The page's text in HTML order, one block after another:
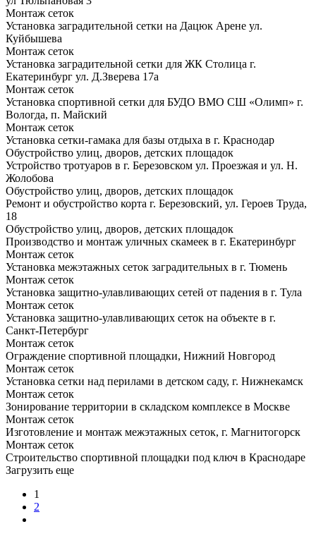
Монтаж сеток
Установка заградительной сетки на Дацюк Арене ул.
Куйбышева
Монтаж сеток
Установка заградительной сетки для ЖК Столица г.
Екатеринбург ул. Д.Зверева 17а
Монтаж сеток
Установка спортивной сетки для БУДО ВМО СШ «Олимп» г.
Вологда, п. Майский
Монтаж сеток
Установка сетки-гамака для базы отдыха в г. Краснодар
Обустройство улиц, дворов, детских площадок
Устройство тротуаров в г. Березовском ул. Проезжая и ул. Н.
Жолобова
Обустройство улиц, дворов, детских площадок
Ремонт и обустройство корта г. Березовский, ул. Героев Труда,
18
Обустройство улиц, дворов, детских площадок
Производство и монтаж уличных скамеек в г. Екатеринбург
Монтаж сеток
Установка межэтажных сеток заградительных в г. Тюмень
Монтаж сеток
Установка защитно-улавливающих сетей от падения в г. Тула
Монтаж сеток
Установка защитно-улавливающих сеток на объекте в г.
Санкт-Петербург
Монтаж сеток
Ограждение спортивной площадки, Нижний Новгород
Монтаж сеток
Установка сетки над перилами в детском саду, г. Нижнекамск
Монтаж сеток
Зонирование территории в складском комплексе в Москве
Монтаж сеток
Изготовление и монтаж межэтажных сеток, г. Магнитогорск
Монтаж сеток
Строительство спортивной площадки под ключ в Краснодаре
Загрузить еще
1
2